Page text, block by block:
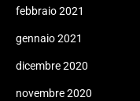
febbraio 2021
gennaio 2021
dicembre 2020
novembre 2020